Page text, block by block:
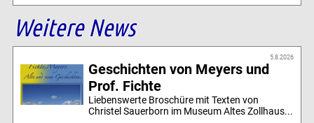
Weitere News
5.8.2026
Geschichten von Meyers und
Prof. Fichte
Liebenswerte Broschüre mit Texten von
Christel Sauerborn im Museum Altes Zollhaus...